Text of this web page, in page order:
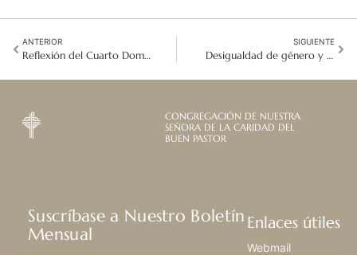
ANTERIOR
Reflexión del Cuarto Domingo de Cuaresma: Escuchar las voces de las mujeres y niñas víctimas de la trata
SIGUIENTE
Desigualdad de género y vida submarina: Mesa redonda virtual que explora la interseccionalidad en el desarrollo económico y la salud
CONGREGACIÓN DE NUESTRA
SEÑORA DE LA CARIDAD DEL
BUEN PASTOR
Suscríbase a Nuestro Boletín
Mensual
Enlaces útiles
Webmail